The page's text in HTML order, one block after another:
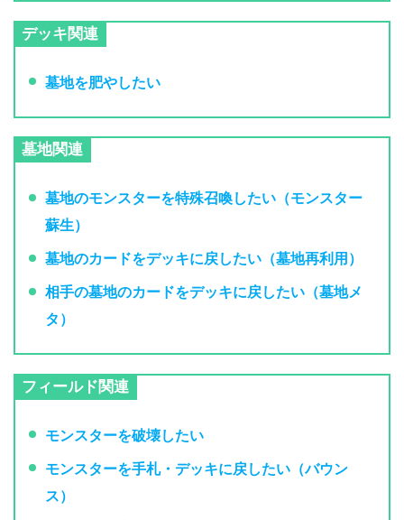
デッキ関連
墓地を肥やしたい
墓地関連
墓地のモンスターを特殊召喚したい（モンスター
蘇生）
墓地のカードをデッキに戻したい（墓地再利用）
相手の墓地のカードをデッキに戻したい（墓地メ
タ）
フィールド関連
モンスターを破壊したい
モンスターを手札・デッキに戻したい（バウン
ス）